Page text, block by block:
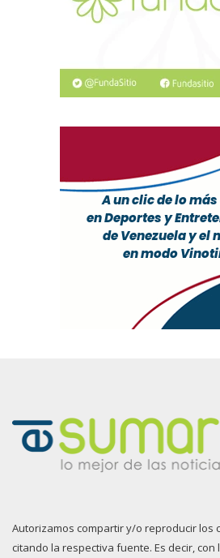
Autorizamos compartir y/o reproducir los
citando la respectiva fuente. Es decir,